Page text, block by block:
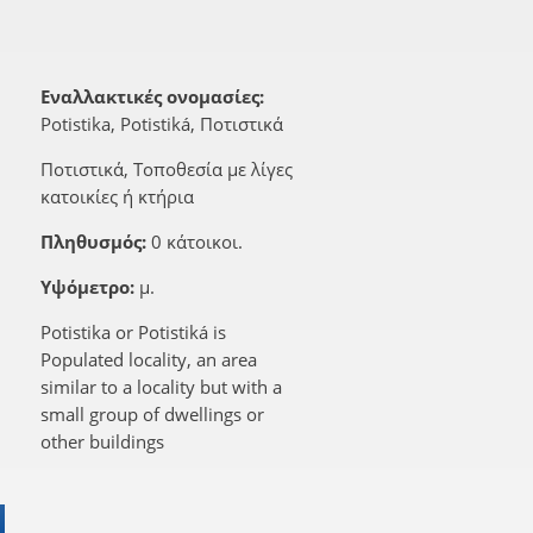
Εναλλακτικές ονομασίες:
Potistika, Potistiká, Ποτιστικά
Ποτιστικά, Τοποθεσία με λίγες
κατοικίες ή κτήρια
Πληθυσμός: 0 κάτοικοι.
Υψόμετρο: μ.
Potistika or Potistiká is
Populated locality, an area
similar to a locality but with a
small group of dwellings or
other buildings